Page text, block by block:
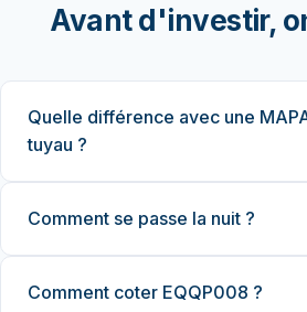
Avant d'investir,
Quelle différence avec une
tuyau ?
Comment se passe la nuit ?
Comment coter EQQP008 ?